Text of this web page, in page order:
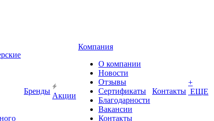
Бренды
Акции
Компания
О компании
Новости
Отзывы
Сертификаты
Благодарности
Вакансии
Контакты
Контакты
+
ЕЩЕ